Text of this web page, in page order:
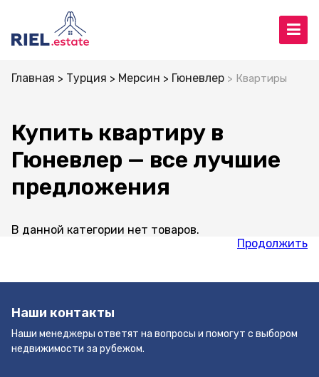
Главная Турция Мерсин Гюневлер Квартиры
Купить квартиру в
Гюневлер — все лучшие
предложения
В данной категории нет товаров.
Продолжить
Наши контакты
Наши менеджеры ответят на вопросы и помогут с выбором
недвижимости за рубежом.